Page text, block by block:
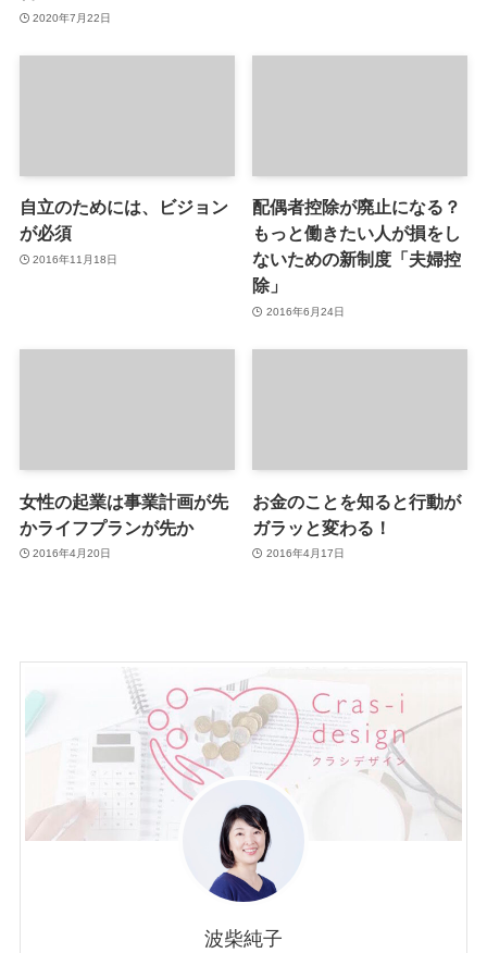
2020年7月22日
自立のためには、ビジョン
が必須
2016年11月18日
配偶者控除が廃止になる？
もっと働きたい人が損をし
ないための新制度「夫婦控
除」
2016年6月24日
女性の起業は事業計画が先
かライフプランが先か
2016年4月20日
お金のことを知ると行動が
ガラッと変わる！
2016年4月17日
波柴純子